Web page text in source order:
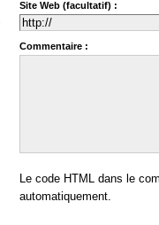
Site Web (facultatif) :
Commentaire :
Le code HTML dans le
automatiquement.